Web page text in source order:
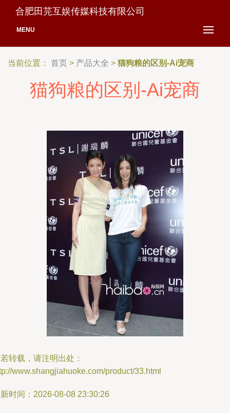
合肥田芫互娱传媒科技有限公司
MENU
当前位置： 首页 > 产品大全 > 猫狗粮的区别-Ai宠商
猫狗粮的区别-Ai宠商
转载，请注明出处：
www.shangjiahuoke.com/product/33.html
时间：2026-08-08 23:30:26